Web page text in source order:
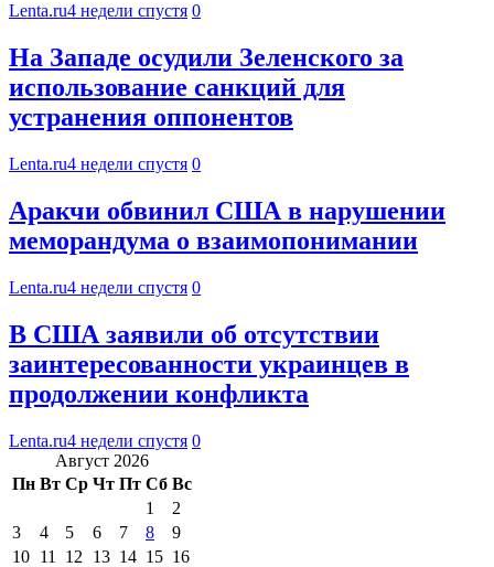
Lenta.ru4 недели спустя 0
На Западе осудили Зеленского за
использование санкций для
устранения оппонентов
Lenta.ru4 недели спустя 0
Аракчи обвинил США в нарушении
меморандума о взаимопонимании
Lenta.ru4 недели спустя 0
В США заявили об отсутствии
заинтересованности украинцев в
продолжении конфликта
Lenta.ru4 недели спустя 0
Август 2026
Пн Вт Ср Чт Пт Сб Вс
1
2
3
4 5 6 7 8
9
10 11 12 13 14 15 16